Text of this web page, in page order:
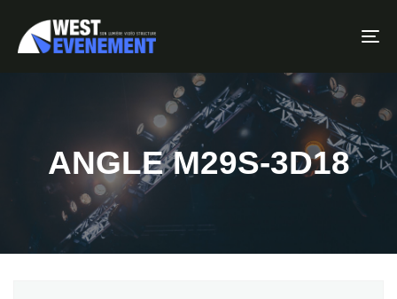
ANGLE M29S-3D18